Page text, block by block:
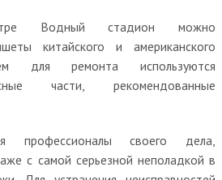
Водный стадион можно
китайского и американского
для ремонта используются
части, рекомендованные
профессионалы своего дела,
с самой серьезной неполадкой в